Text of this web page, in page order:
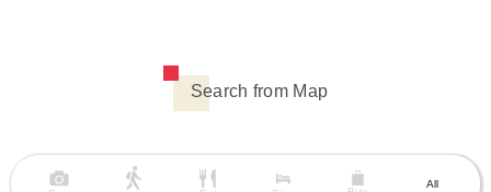
Search from Map
All